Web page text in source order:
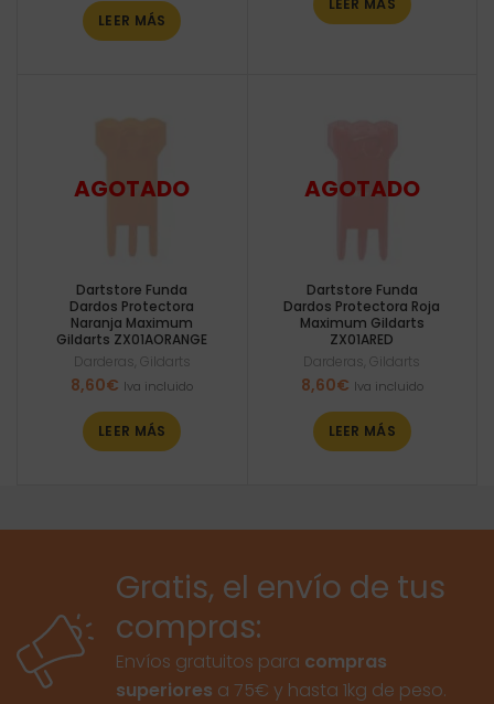
LEER MÁS
Dartstore Funda
Dardos Protectora
Naranja Maximum
Gildarts ZX01AORANGE
Darderas Gildarts
8,60€ Iva incluido
LEER MÁS
Dartstore Funda
Dardos Protectora Roja
Maximum Gildarts
ZX01ARED
Darderas ,Gildarts
8,60€ Iva incluido
LEER MÁS
Gratis, el envío de tus
compras:
Envíos gratuitos para compras
superiores a 75€ y hasta 1kg de peso.